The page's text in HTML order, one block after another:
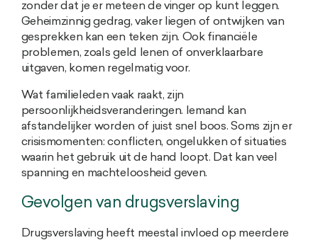
zonder dat je er meteen de vinger op kunt leggen.
Geheimzinnig gedrag, vaker liegen of ontwijken van
gesprekken kan een teken zijn. Ook financiële
problemen, zoals geld lenen of onverklaarbare
uitgaven, komen regelmatig voor.
Wat familieleden vaak raakt, zijn
persoonlijkheidsveranderingen. Iemand kan
afstandelijker worden of juist snel boos. Soms zijn er
crisismomenten: conflicten, ongelukken of situaties
waarin het gebruik uit de hand loopt. Dat kan veel
spanning en machteloosheid geven.
Gevolgen van drugsverslaving
Drugsverslaving heeft meestal invloed op meerdere